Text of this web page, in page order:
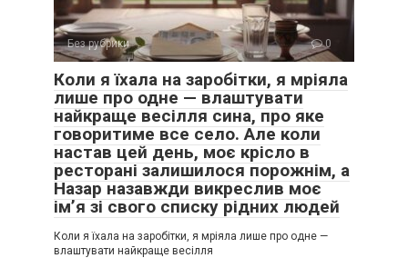
Без рубрики 0
Коли я їхала на заробітки, я мріяла
лише про одне — влаштувати
найкраще весілля сина, про яке
говоритиме все село. Але коли
настав цей день, моє крісло в
ресторані залишилося порожнім, а
Назар назавжди викреслив моє
ім’я зі свого списку рідних людей
Коли я їхала на заробітки, я мріяла лише про одне —
влаштувати найкраще весілля